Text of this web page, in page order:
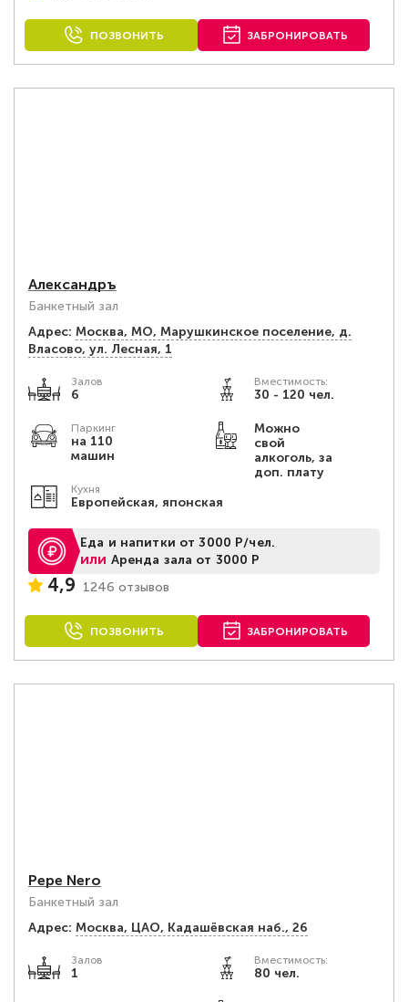
ПОЗВОНИТЬ ЗАБРОНИРОВАТЬ
Александръ
Банкетный зал
Адрес: Москва, МО, Марушкинское поселение, д.
Власово, ул. Лесная, 1
Залов
6
Вместимость:
30 - 120 чел.
Паркинг
на 110
машин
Можно
свой
алкоголь, за
доп. плату
Кухня
Европейская, японская
Еда и напитки от 3000 Р/чел.
или Аренда зала от 3000 Р
4,9 1246 отзывов
ПОЗВОНИТЬ ЗАБРОНИРОВАТЬ
Pepe Nero
Банкетный зал
Адрес: Москва, ЦАО, Кадашёвская наб., 26
Залов
1
Вместимость:
80 чел.